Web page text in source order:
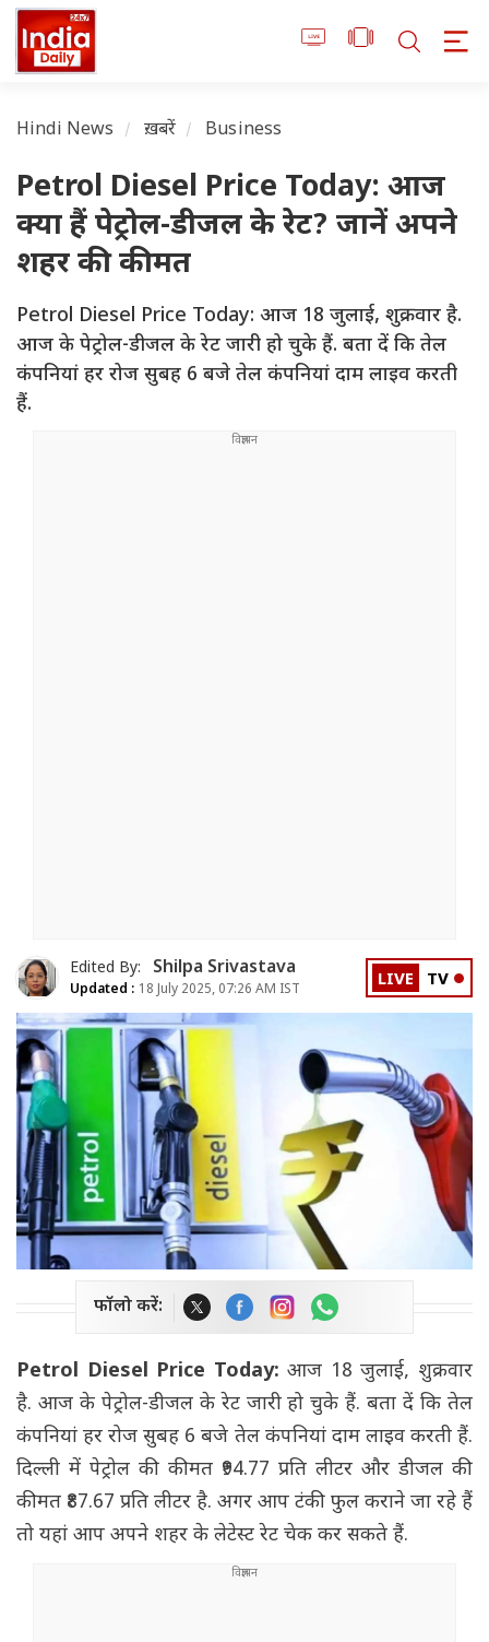
Hindi News ख़बरें Business
Petrol Diesel Price Today: आज
क्या हैं पेट्रोल-डीजल के रेट? जानें अपने
शहर की कीमत
Petrol Diesel Price Today: आज 18 जुलाई, शुक्रवार है.
आज के पेट्रोल-डीजल के रेट जारी हो चुके हैं. बता दें कि तेल
कंपनियां हर रोज सुबह 6 बजे तेल कंपनियां दाम लाइव करती
हैं.
Edited By: Shilpa Srivastava
Updated : 18 July 2025, 07:26 AM IST LIVE TV
फॉलो करें:
Petrol Diesel Price Today:आज 18 जुलाई, शुक्रवार
है. आज के पेट्रोल-डीजल के रेट जारी हो चुके हैं. बता दें कि तेल
कंपनियां हर रोज सुबह 6 बजे तेल कंपनियां दाम लाइव करती हैं.
दिल्ली में पेट्रोल की कीमत ₹94.77 प्रति लीटर और डीजल की
कीमत ₹87.67 प्रति लीटर है. अगर आप टंकी फुल कराने जा रहे हैं
तो यहां आप अपने शहर के लेटेस्ट रेट चेक कर सकते हैं.